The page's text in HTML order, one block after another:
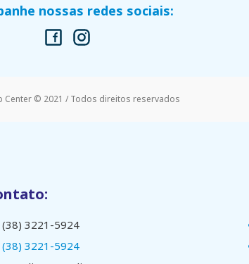
nossas redes sociais:
Center © 2021 / Todos direitos reservados
(38) 3221-5924
(38) 3221-5924